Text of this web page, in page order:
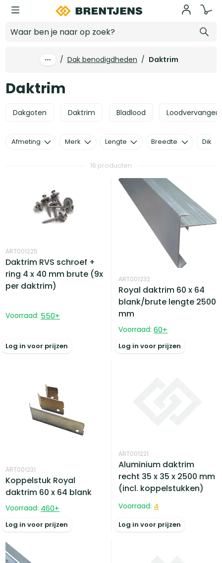
Ga naar hoofdinhoud
/ Dak benodigdheden / Daktrim
Daktrim
Dakgoten Daktrim Bladlood Loodvervangers
16 producten
ART001225
Daktrim RVS schroef +
ring 4 x 40 mm brute (9x
per daktrim)
Voorraad: 550+
Log in voor prijzen
ART001232
Royal daktrim 60 x 64
blank/brute lengte 2500
mm
Voorraad: 60+
Log in voor prijzen
ART001231
Koppelstuk Royal
daktrim 60 x 64 blank
Voorraad: 460+
Log in voor prijzen
ART001221
Aluminium daktrim
recht 35 x 35 x 2500 mm
(incl. koppelstukken)
Voorraad: 4
Log in voor prijzen
Afmeting Merk Lengte Breedte Dikte